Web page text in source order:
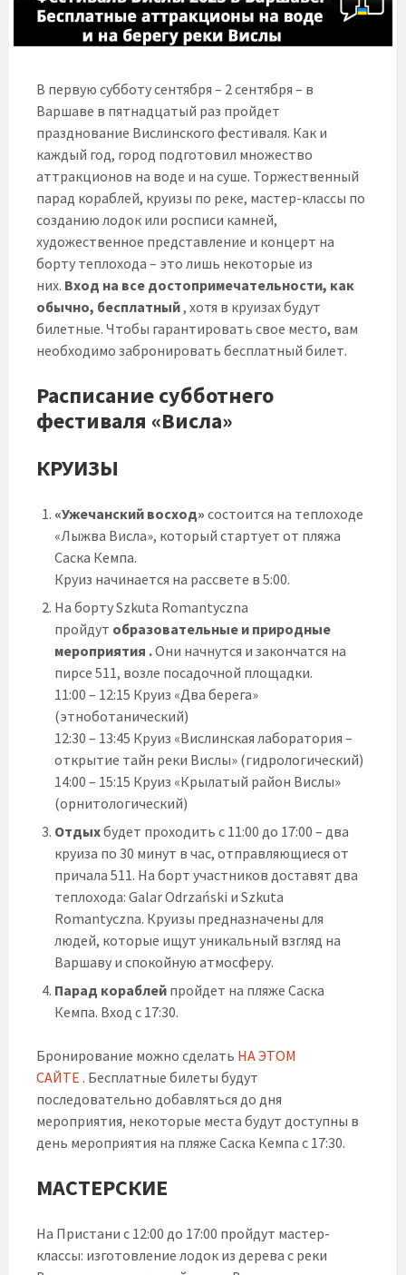
В первую субботу сентября – 2 сентября – в
Варшаве в пятнадцатый раз пройдет
празднование Вислинского фестиваля. Как и
каждый год, город подготовил множество
аттракционов на воде и на суше. Торжественный
парад кораблей, круизы по реке, мастер-классы по
созданию лодок или росписи камней,
художественное представление и концерт на
борту теплохода – это лишь некоторые из
них. Вход на все достопримечательности, как
обычно, бесплатный, хотя в круизах будут
билетные. Чтобы гарантировать свое место, вам
необходимо забронировать бесплатный билет.
Расписание субботнего
фестиваля «Висла»
КРУИЗЫ
«Ужечанский восход» состоится на теплоходе
«Лыжва Висла», который стартует от пляжа
Саска Кемпа.
Круиз начинается на рассвете в 5:00.
На борту Szkuta Romantyczna
пройдут образовательные и природные
мероприятия .Они начнутся и закончатся на
пирсе 511, возле посадочной площадки.
11:00 – 12:15 Круиз «Два берега»
(этноботанический)
12:30 – 13:45 Круиз «Вислинская лаборатория –
открытие тайн реки Вислы» (гидрологический)
14:00 – 15:15 Круиз «Крылатый район Вислы»
(орнитологический)
Отдыхбудет проходить с 11:00 до 17:00 – два
круиза по 30 минут в час, отправляющиеся от
причала 511. На борт участников доставят два
теплохода: Galar Odrzański и Szkuta
Romantyczna. Круизы предназначены для
людей, которые ищут уникальный взгляд на
Варшаву и спокойную атмосферу.
Парад кораблей пройдет на пляже Саска
Кемпа. Вход с 17:30.
Бронирование можно сделать НА ЭТОМ
САЙТЕ . Бесплатные билеты будут
последовательно добавляться до дня
мероприятия, некоторые места будут доступны в
день мероприятия на пляже Саска Кемпа с 17:30.
МАСТЕРСКИЕ
На Пристани с 12:00 до 17:00 пройдут мастер-
классы: изготовление лодок из дерева с реки